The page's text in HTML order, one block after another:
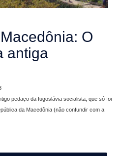
O
antiga
pedaço da Iugoslávia socialista, que só foi
da Macedônia (não confundir com a